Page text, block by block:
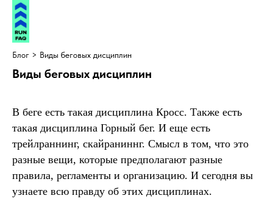
Блог > Виды беговых дисциплин
Виды беговых дисциплин
В беге есть такая дисциплина Кросс. Также есть
такая дисциплина Горный бег. И еще есть
трейлраннинг, скайраниннг. Смысл в том, что это
разные вещи, которые предполагают разные
правила, регламенты и организацию. И сегодня вы
узнаете всю правду об этих дисциплинах.